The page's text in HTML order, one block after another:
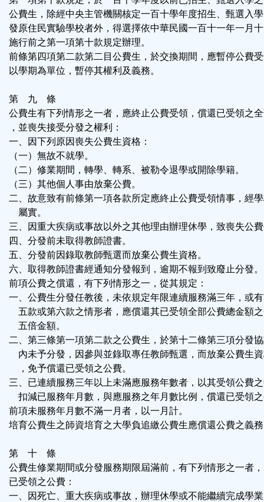
公費生，除經中央主管機關核定一百十學年度招生、甄選入
發原住民實驗學校者外，得選擇依中華民國一百十一年一月
施行前之第一項第十款規定辦理。
前條第四項第二款第二目公費生，於交換期間，應暫停公費
以學期為單位，暫停其權利及義務。
第 九 條
公費生有下列情形之一者，應終止公費受領，償還已受領之
，並喪失接受分發之權利：
一、因下列原因喪失公費生資格：
（一）無故不就學。
（二）修業期間，轉學、轉系、被勒令退學或開除學籍。
（三）其他個人事由放棄公費。
二、故意致有前條第一項各款所定應終止公費受領情事，經
屬實。
三、因重大疾病或事故以外之其他理由辦理休學，致喪失公
四、分發前未取得教師證書。
五、分發前因錄取教師甄選而放棄公費生資格。
六、取得教師證書經通知分發報到，逾期不報到致廢止分發。
前項公費之償還，有下列情形之一，從其規定：
一、公費生分發任教後，未依規定年限連續服務滿三年，或
五款或第六款之情形者，應償還其已受領全部公費總金額
五倍金額。
二、第三條第一項第二款之公費生，於第十二條第三項分發
內未予分發，因參與並錄取專任教師甄選，而放棄公費生
，免予償還已受領之公費。
三、已連續服務三年以上未滿應服務年數者，以其受領公費
扣減已服務年月數，與應服務之年月數比例，償還已受領
前項未服務年月數不滿一月者，以一月計。
培育公費生之師資培育之大學負追繳公費生應償還公費之義
第 十 條
公費生修業期間或分發服務期限屆滿前，有下列情形之一者
已受領之公費：
一、因死亡、重大疾病或事故，辦理休學或不能繼續完成學